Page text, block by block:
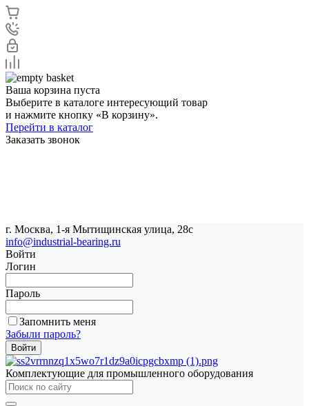
Ваша корзина пуста
Выберите в каталоге интересующий товар
и нажмите кнопку «В корзину».
Перейти в каталог
Заказать звонок
г. Москва, 1-я Мытищинская улица, 28с
info@industrial-bearing.ru
Войти
Логин
Пароль
Запомнить меня
Забыли пароль?
Комплектующие для промышленного оборудования